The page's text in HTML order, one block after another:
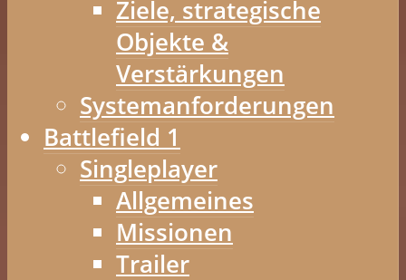
Ziele, strategische
Objekte &
Verstärkungen
Systemanforderungen
Battlefield 1
Singleplayer
Allgemeines
Missionen
Trailer